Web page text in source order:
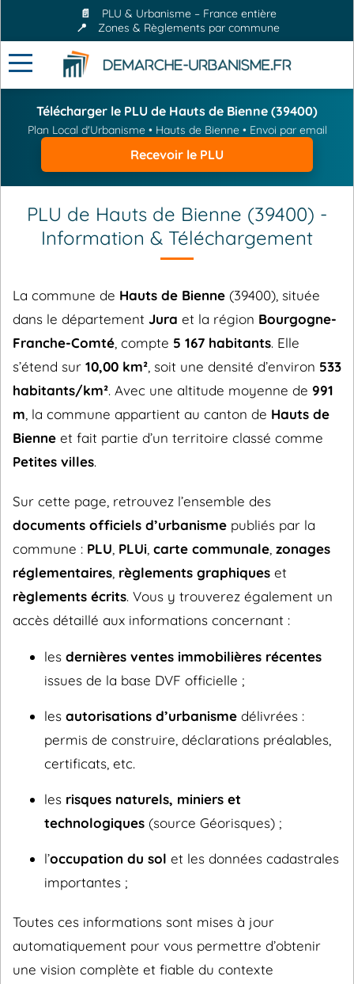
📄
PLU & Urbanisme – France entière
📍
Zones & Règlements par commune
Télécharger le PLU de Hauts de Bienne (39400)
Plan Local d'Urbanisme • Hauts de Bienne • Envoi par email
Recevoir le PLU
PLU de Hauts de Bienne (39400) -
Information & Téléchargement
La commune de Hauts de Bienne (39400), située
dans le département Jura et la région Bourgogne-
Franche-Comté , compte 5 167 habitants. Elle
s’étend sur 10,00 km² , soit une densité d’environ 533
habitants/km². Avec une altitude moyenne de 991
m , la commune appartient au canton de Hauts de
Bienne et fait partie d’un territoire classé comme
Petites villes.
Sur cette page, retrouvez l’ensemble des
documents officiels d’urbanisme publiés par la
commune : PLU PLUi carte communale zonages
réglementaires règlements graphiques et
règlements écrits. Vous y trouverez également un
accès détaillé aux informations concernant :
les dernières ventes immobilières récentes
issues de la base DVF officielle ;
les autorisations d’urbanisme délivrées :
permis de construire, déclarations préalables,
certificats, etc.
les risques naturels, miniers et
technologiques (source Géorisques) ;
l’occupation du sol et les données cadastrales
importantes ;
Toutes ces informations sont mises à jour
automatiquement pour vous permettre d’obtenir
une vision complète et fiable du contexte